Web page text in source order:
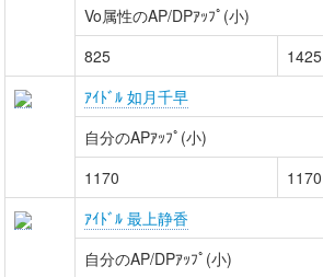
Vo属性のAP/DPｱｯﾌﾟ(小)
825
1425
ｱｲﾄﾞﾙ 如月千早
自分のAPｱｯﾌﾟ(小)
1170
1170
ｱｲﾄﾞﾙ 最上静香
自分のAP/DPｱｯﾌﾟ(小)